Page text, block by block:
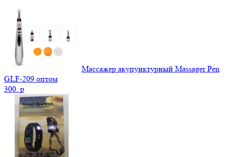
Массажер акупунктурный Massager Pen
GLF-209 оптом
300. p